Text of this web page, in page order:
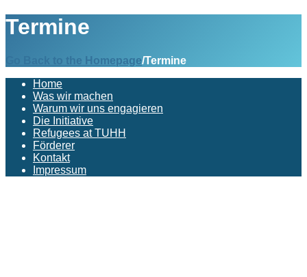
Termine
Go Back to the Homepage/Termine
Home
Was wir machen
Warum wir uns engagieren
Die Initiative
Refugees at TUHH
Förderer
Kontakt
Impressum